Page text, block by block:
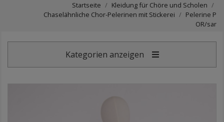
Startseite
Kleidung für Chöre und Scholen
Chaselähnliche Chor-Pelerinen mit Stickerei
Pelerine P
OR/sar
Kategorien anzeigen